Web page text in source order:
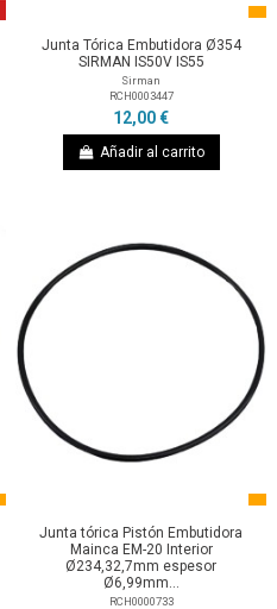
Junta Tórica Embutidora Ø354
SIRMAN IS50V IS55
Sirman
RCH0003447
12,00 €
Añadir al carrito
Junta tórica Pistón Embutidora
Mainca EM-20 Interior
Ø234,32,7mm espesor
Ø6,99mm...
RCH0000733